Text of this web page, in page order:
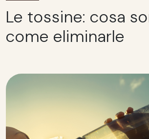
Le tossine: cosa
come eliminarle